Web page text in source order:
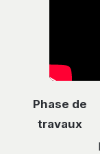
Phase de
travaux